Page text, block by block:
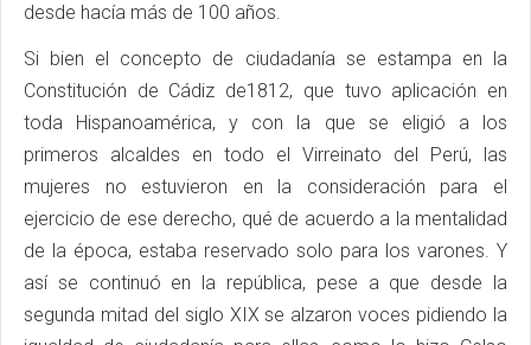
desde hacía más de 100 años.
Si bien el concepto de ciudadanía se estampa en la
Constitución de Cádiz de1812, que tuvo aplicación en
toda Hispanoamérica, y con la que se eligió a los
primeros alcaldes en todo el Virreinato del Perú, las
mujeres no estuvieron en la consideración para el
ejercicio de ese derecho, qué de acuerdo a la mentalidad
de la época, estaba reservado solo para los varones. Y
así se continuó en la república, pese a que desde la
segunda mitad del siglo XIX se alzaron voces pidiendo la